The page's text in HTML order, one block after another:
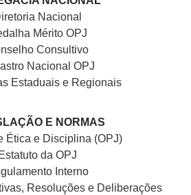
Nacional
Mérito OPJ
Consultivo
Nacional OPJ
Estaduais e Regionais
E NORMAS
Ética e Disciplina (OPJ)
Estatuto da OPJ
Interno
Resoluções e Deliberações